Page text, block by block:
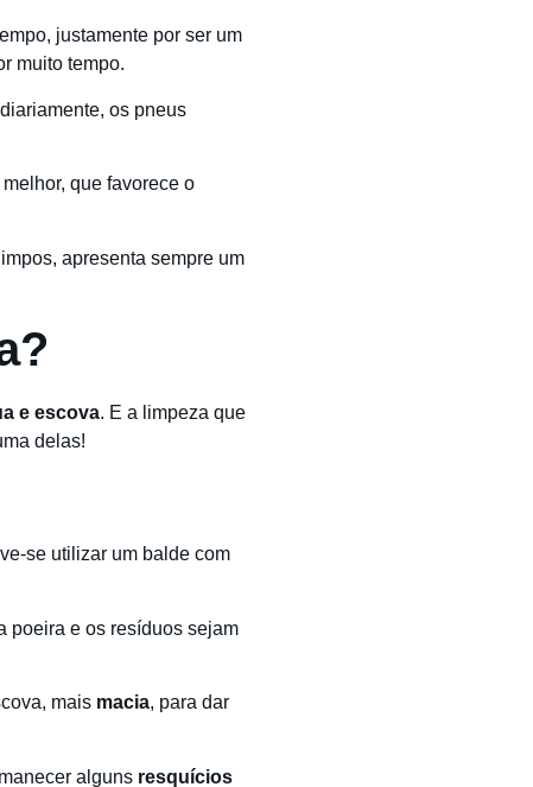
justamente por ser um
muito tempo.
os pneus
que favorece o
apresenta sempre um
e escova. E a limpeza que
delas!
se utilizar um balde com
poeira e os resíduos sejam
mais macia, para dar
alguns resquícios